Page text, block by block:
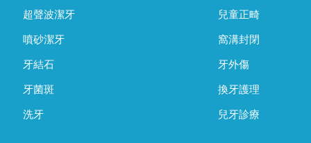
超聲波潔牙
噴砂潔牙
牙結石
牙菌斑
洗牙
兒童正畸
窩溝封閉
牙外傷
換牙護理
兒牙診療